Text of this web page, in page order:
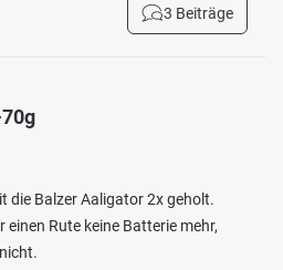
3 Beiträge
die Balzer Aaligator 2x geholt.
Rute keine Batterie mehr,